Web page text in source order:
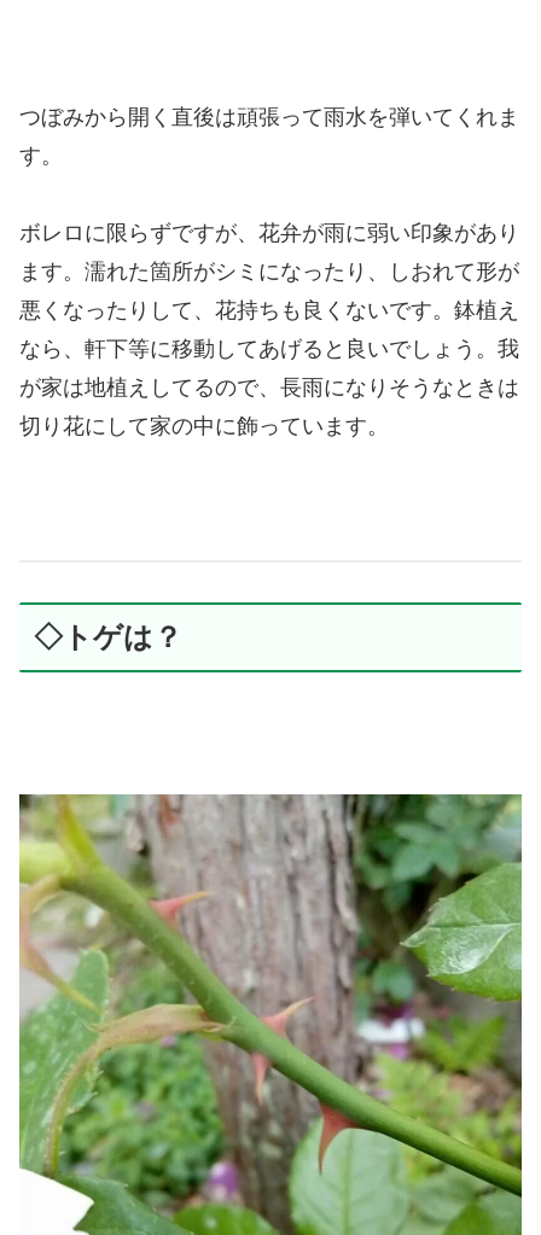
つぼみから開く直後は頑張って雨水を弾いてくれま
す。
ボレロに限らずですが、花弁が雨に弱い印象があり
ます。濡れた箇所がシミになったり、しおれて形が
悪くなったりして、花持ちも良くないです。鉢植え
なら、軒下等に移動してあげると良いでしょう。我
が家は地植えしてるので、長雨になりそうなときは
切り花にして家の中に飾っています。
◇トゲは？